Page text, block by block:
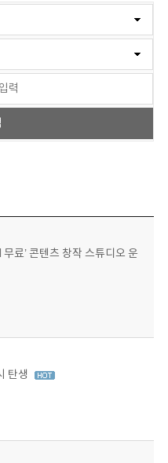
료’ 콘텐츠 창작 스튜디오 운
탄생